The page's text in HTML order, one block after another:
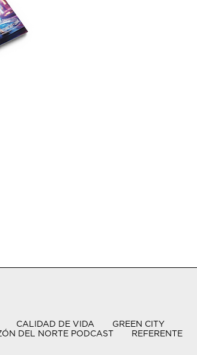
CALIDAD DE VIDA
GREEN CITY
DEL NORTE PODCAST REFERENTE